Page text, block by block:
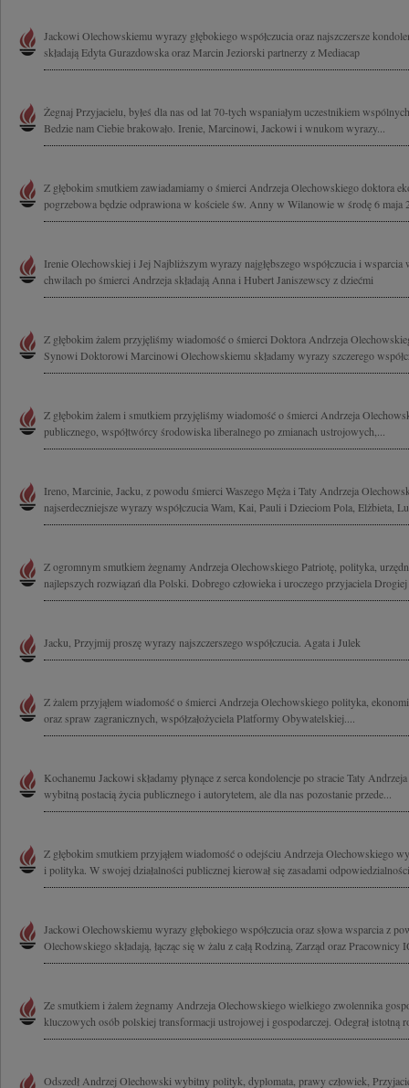
Jackowi Olechowskiemu wyrazy głębokiego współczucia oraz najszczersze
składają Edyta Gurazdowska oraz Marcin Jeziorski partnerzy z Mediacap
Żegnaj Przyjacielu, byłeś dla nas od lat 70-tych wspaniałym uczestnikiem
Bedzie nam Ciebie brakowało. Irenie, Marcinowi, Jackowi i wnukom wyrazy...
Z głębokim smutkiem zawiadamiamy o śmierci Andrzeja Olechowskiego doktora
pogrzebowa będzie odprawiona w kościele św. Anny w Wilanowie w środę 6 maja
Irenie Olechowskiej i Jej Najbliższym wyrazy najgłębszego współczucia i
chwilach po śmierci Andrzeja składają Anna i Hubert Janiszewscy z dziećmi
Z głębokim żalem przyjęliśmy wiadomość o śmierci Doktora Andrzeja
Synowi Doktorowi Marcinowi Olechowskiemu składamy wyrazy szczerego
Z głębokim żalem i smutkiem przyjęliśmy wiadomość o śmierci Andrzeja
publicznego, współtwórcy środowiska liberalnego po zmianach ustrojowych,...
Ireno, Marcinie, Jacku, z powodu śmierci Waszego Męża i Taty Andrzeja
najserdeczniejsze wyrazy współczucia Wam, Kai, Pauli i Dzieciom Pola, Elżbieta,
Z ogromnym smutkiem żegnamy Andrzeja Olechowskiego Patriotę, polityka,
najlepszych rozwiązań dla Polski. Dobrego człowieka i uroczego przyjaciela
Jacku, Przyjmij proszę wyrazy najszczerszego współczucia. Agata i Julek
Z żalem przyjąłem wiadomość o śmierci Andrzeja Olechowskiego polityka,
oraz spraw zagranicznych, współzałożyciela Platformy Obywatelskiej....
Kochanemu Jackowi składamy płynące z serca kondolencje po stracie Taty
wybitną postacią życia publicznego i autorytetem, ale dla nas pozostanie przede...
Z głębokim smutkiem przyjąłem wiadomość o odejściu Andrzeja Olechowskiego
i polityka. W swojej działalności publicznej kierował się zasadami
Jackowi Olechowskiemu wyrazy głębokiego współczucia oraz słowa wsparcia z
Olechowskiego składają, łącząc się w żalu z całą Rodziną, Zarząd oraz Pracownicy
Ze smutkiem i żalem żegnamy Andrzeja Olechowskiego wielkiego zwolennika
kluczowych osób polskiej transformacji ustrojowej i gospodarczej. Odegrał istotną
Odszedł Andrzej Olechowski wybitny polityk, dyplomata, prawy człowiek,